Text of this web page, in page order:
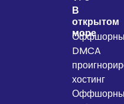
В
открытом
море
DMCA
хостинг